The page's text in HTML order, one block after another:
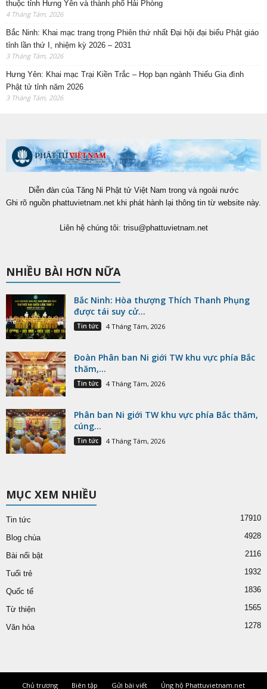
thuộc tỉnh Hưng Yên và thành phố Hải Phòng
4 Tháng Tám, 2026
Bắc Ninh: Khai mạc trang trọng Phiên thứ nhất Đại hội đại biểu Phật giáo
tỉnh lần thứ I, nhiệm kỳ 2026 – 2031
3 Tháng Tám, 2026
Hưng Yên: Khai mạc Trại Kiền Trắc – Họp bạn ngành Thiếu Gia đình
Phật tử tỉnh năm 2026
3 Tháng Tám, 2026
Diễn đàn của Tăng Ni Phật tử Việt Nam trong và ngoài nước
Ghi rõ nguồn phattuvietnam.net khi phát hành lại thông tin từ website này.
Liên hệ chúng tôi: trisu@phattuvietnam.net
NHIỀU BÀI HƠN NỮA
Bắc Ninh: Hòa thượng Thích Thanh Phụng
được tái suy cử...
Tin tức 4 Tháng Tám, 2026
Đoàn Phân ban Ni giới TW khu vực phía Bắc
thăm,...
Tin tức 4 Tháng Tám, 2026
Phân ban Ni giới TW khu vực phía Bắc thăm,
cúng...
Tin tức 4 Tháng Tám, 2026
MỤC XEM NHIỀU
Tin tức 17910
Blog chùa 4928
Bài nổi bật 2116
Tuổi trẻ 1932
Quốc tế 1836
Từ thiện 1565
Văn hóa 1278
Chủ trương Biên tập Gửi bài viết Ủng hộ Phattuvietnam.net